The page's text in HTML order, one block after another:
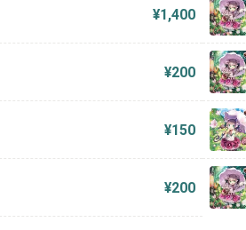
¥1,400
¥200
¥150
¥200